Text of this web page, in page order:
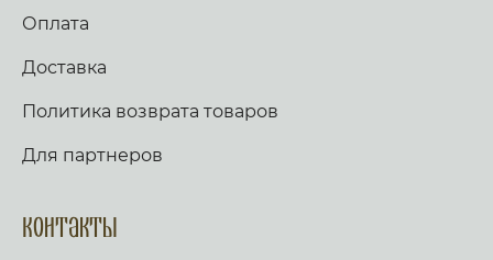
Оплата
Доставка
Политика возврата товаров
Для партнеров
Контакты